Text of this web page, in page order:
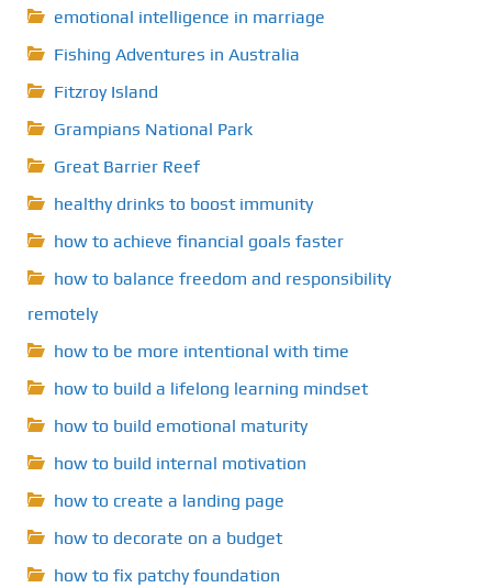
emotional intelligence in marriage
Fishing Adventures in Australia
Fitzroy Island
Grampians National Park
Great Barrier Reef
healthy drinks to boost immunity
how to achieve financial goals faster
how to balance freedom and responsibility
remotely
how to be more intentional with time
how to build a lifelong learning mindset
how to build emotional maturity
how to build internal motivation
how to create a landing page
how to decorate on a budget
how to fix patchy foundation